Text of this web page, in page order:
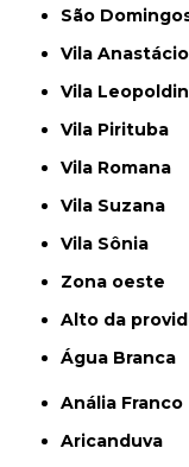
São
Vila Anastácio
Vila
Vila Pirituba
Vila Romana
Vila Suzana
Vila Sônia
Zona oeste
alto da
Água Branca
Anália Franco
Aricanduva